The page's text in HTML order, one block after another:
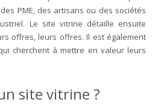
PME, des artisans ou des sociétés
Le site vitrine détaille ensuite
offres, leurs offres. Il est également
cherchent à mettre en valeur leurs
site vitrine ?